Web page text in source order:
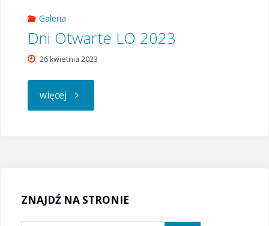
Galeria
Dni Otwarte LO 2023
26 kwietnia 2023
więcej "Dni
ZNAJDŹ NA STRONIE